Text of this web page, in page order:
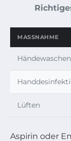
MASSNAHME
Händewaschen
Lüften
Aspirin oder